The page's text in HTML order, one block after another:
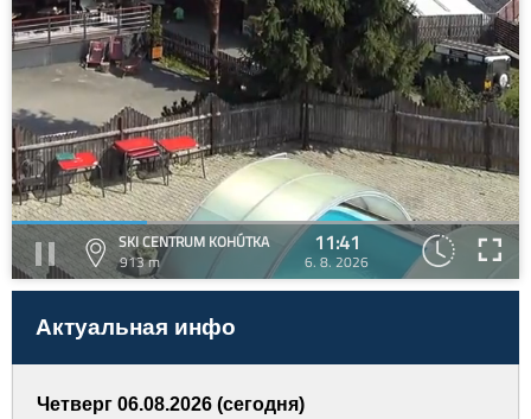
SKI CENTRUM KOHÚTKA
913 m
11:41
6. 8. 2026
Актуальная инфо
Четверг 06.08.2026 (сегодня)